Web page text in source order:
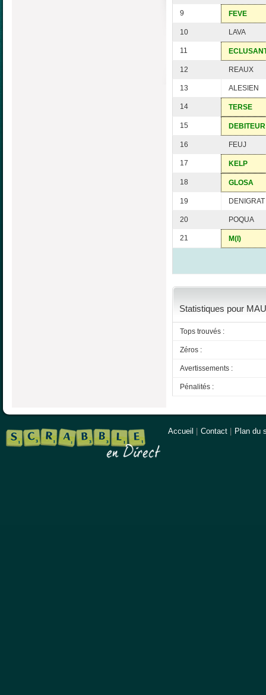
9 FEVE
10 LAVA
11
12 REAUX
13 ALESIEN
14 TERSE
15 DEBITEUR
16 FEUJ
17 KELP
18 GLOSA
19 DENIGRAT
20 POQUA
21 M(I)
Statistiques pour
Tops trouvés :
Zéros :
Avertissements :
Pénalités :
Accueil Contact Plan du